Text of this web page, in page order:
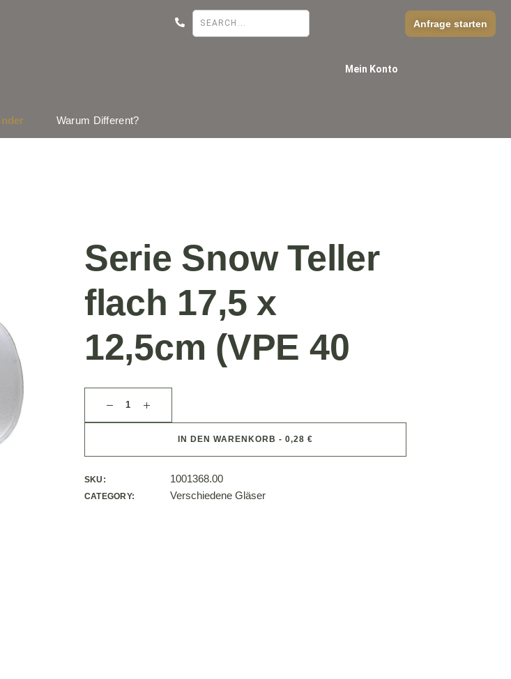
Warum Different?
Mein Konto
Anfrage starten
Serie Snow Teller
flach 17,5 x
12,5cm (VPE 40
IN DEN WARENKORB - 0,28 €
SKU: 1001368.00
CATEGORY: Verschiedene Gläser